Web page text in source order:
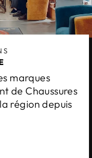
marques
de Chaussures
région depuis